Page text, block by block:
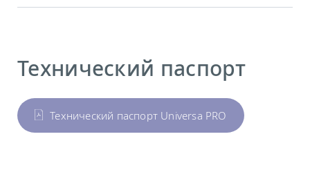
Технический паспорт
Технический паспорт Universa PRO